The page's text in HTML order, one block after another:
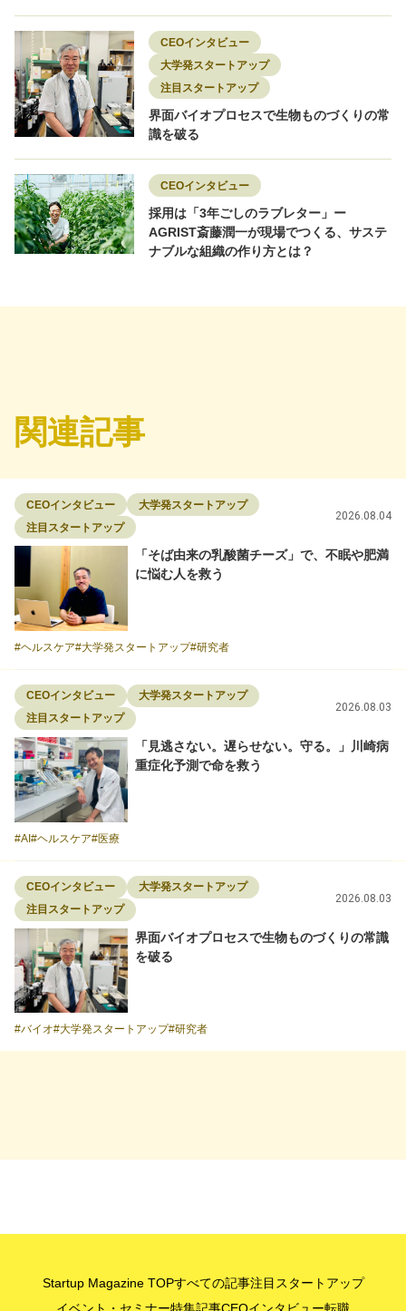
CEOインタビュー
大学発スタートアップ
注目スタートアップ
界面バイオプロセスで生物ものづくりの常
識を破る
CEOインタビュー
採用は「3年ごしのラブレター」ー
AGRIST斎藤潤一が現場でつくる、サステ
ナブルな組織の作り方とは？
関連記事
CEOインタビュー
大学発スタートアップ
注目スタートアップ
2026.08.04
「そば由来の乳酸菌チーズ」で、不眠や肥満
に悩む人を救う
ヘルスケア 大学発スタートアップ 研究者
CEOインタビュー
大学発スタートアップ
注目スタートアップ
2026.08.03
「見逃さない。遅らせない。守る。」川崎病
重症化予測で命を救う
AI ヘルスケア 医療
CEOインタビュー
大学発スタートアップ
注目スタートアップ
2026.08.03
界面バイオプロセスで生物ものづくりの常識
を破る
バイオ 大学発スタートアップ 研究者
Startup Magazine TOPすべての記事注目スタートアップ